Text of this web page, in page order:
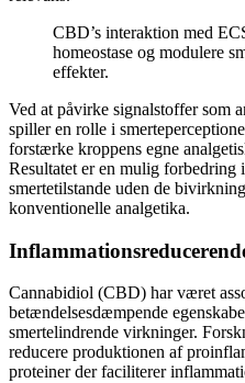
CBD’s interaktion med
homeostase og modulere
effekter.
Ved at påvirke signalstoffer som
spiller en rolle i
forstærke kroppens egne
Resultatet er en mulig forbedring
smertetilstande uden de
konventionelle analgetika.
Cannabidiol (CBD) har været
betændelsesdæmpende
smertelindrende virkninger.
reducere produktionen af
proteiner der faciliterer